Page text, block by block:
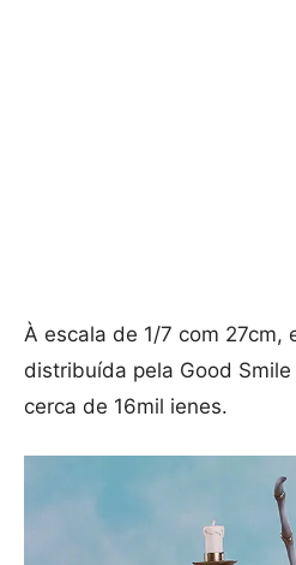
À escala de 1/7 com 27cm,
distribuída pela Good
cerca de 16mil ienes.